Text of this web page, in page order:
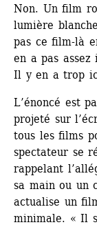
Non. Un film
lumière
pas ce film-là
en a pas
Il y en a trop
L’énoncé est
projeté sur
tous les films
spectateur se
rappelant
sa main ou un
actualise un
minimale. « Il